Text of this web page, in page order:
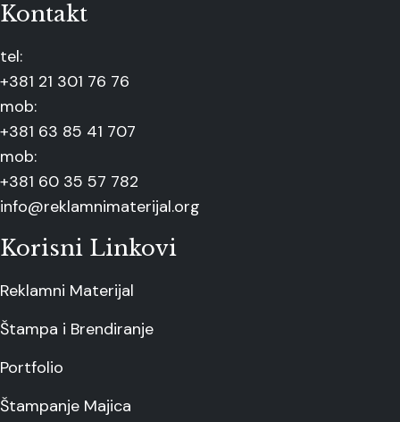
Kontakt
tel:
+381 21 301 76 76
mob:
+381 63 85 41 707
mob:
+381 60 35 57 782
info@reklamnimaterijal.org
Korisni Linkovi
Reklamni Materijal
Štampa i Brendiranje
Portfolio
Štampanje Majica